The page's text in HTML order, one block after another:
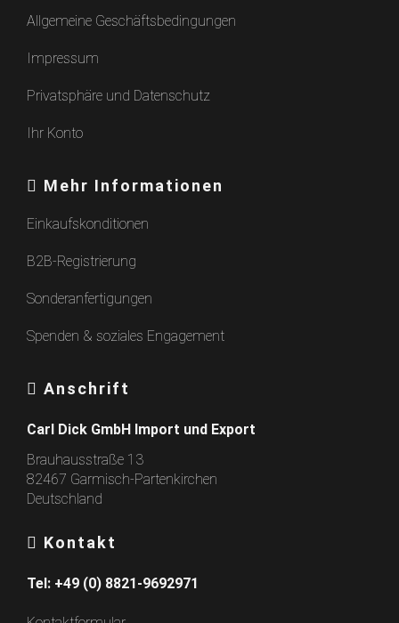
Allgemeine Geschäftsbedingungen
Impressum
Privatsphäre und Datenschutz
Ihr Konto
Mehr Informationen
Einkaufskonditionen
B2B-Registrierung
Sonderanfertigungen
Spenden & soziales Engagement
Anschrift
Carl Dick GmbH Import und Export
Brauhausstraße 13
82467 Garmisch-Partenkirchen
Deutschland
Kontakt
Tel: +49 (0) 8821-9692971